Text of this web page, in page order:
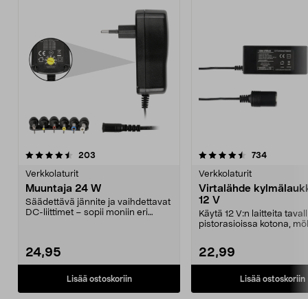
203
Verkkolaturit
Muuntaja 24 W
Säädettävä jännite ja vaihdettavat
DC-liittimet – sopii moniin eri
24,95
Lisää ostoskoriin
4.5 viidestä
734arvostelut
Verkkolaturit
Virtalähde
12 V
Käytä 12 V:n laitteita
pistorasioissa kotona,
22,99
Lisää ostoskoriin
4.5 viidestä